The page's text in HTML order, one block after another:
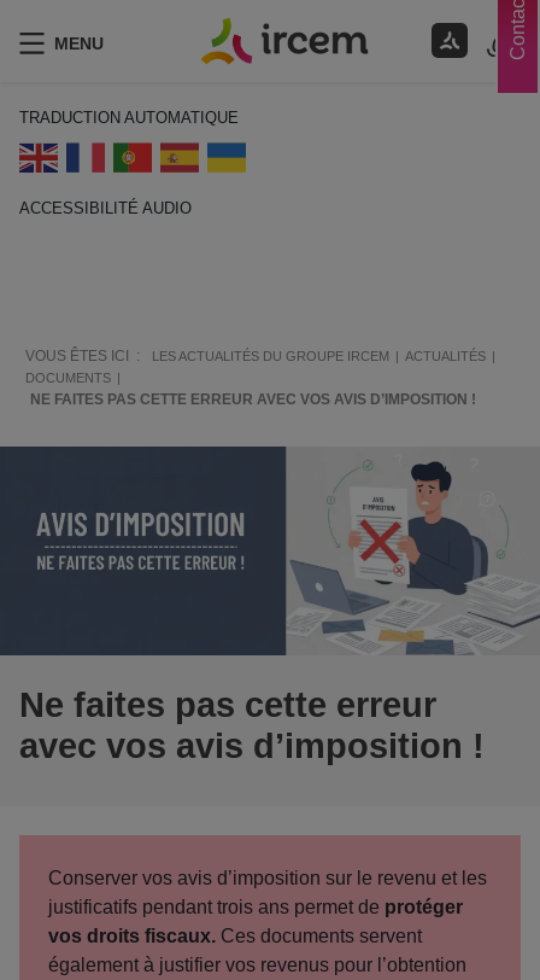
Contacts
MENU
TRADUCTION AUTOMATIQUE
ACCESSIBILITÉ AUDIO
VOUS ÊTES ICI : LES ACTUALITÉS DU GROUPE IRCEM
ACTUALITÉS
DOCUMENTS
NE FAITES PAS CETTE ERREUR AVEC VOS AVIS D’IMPOSITION !
Ne faites pas cette erreur
avec vos avis d’imposition !
Conserver vos avis d’imposition sur le revenu et les
justificatifs pendant trois ans permet de protéger
vos droits fiscaux. Ces documents servent
également à justifier vos revenus pour l’obtention